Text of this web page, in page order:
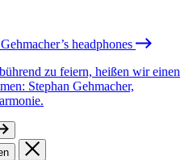
headphones
zu feiern, heißen wir einen
Stephan Gehmacher,